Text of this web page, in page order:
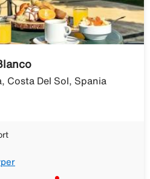
Costa Del Sol, Spania